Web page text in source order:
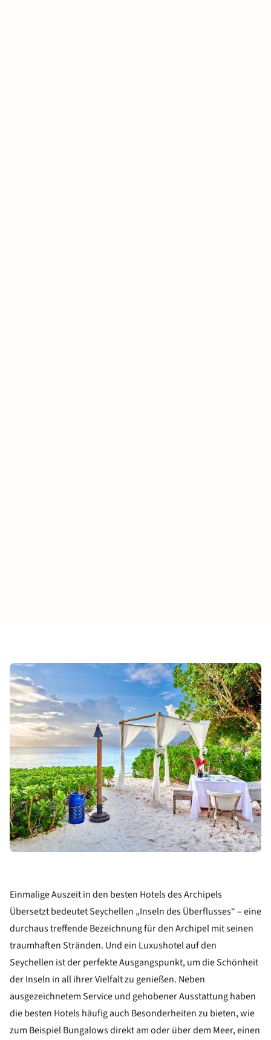
Einmalige Auszeit in den besten Hotels des Archipels
Übersetzt bedeutet Seychellen „Inseln des Überflusses“ – eine
durchaus treffende Bezeichnung für den Archipel mit seinen
traumhaften Stränden. Und ein Luxushotel auf den
Seychellen ist der perfekte Ausgangspunkt, um die Schönheit
der Inseln in all ihrer Vielfalt zu genießen. Neben
ausgezeichnetem Service und gehobener Ausstattung haben
die besten Hotels häufig auch Besonderheiten zu bieten, wie
zum Beispiel Bungalows direkt am oder über dem Meer, einen